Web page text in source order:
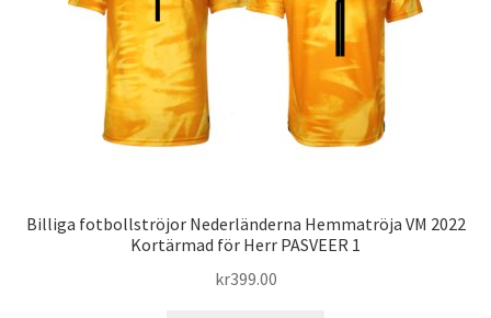
kan
väljas
på
produktsidan
Billiga fotbollströjor Nederländerna Hemmatröja VM 2022
Kortärmad för Herr PASVEER 1
kr399.00